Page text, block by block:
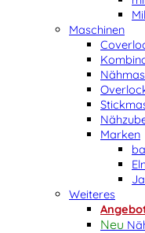
Maschinen
Marken
Weiteres